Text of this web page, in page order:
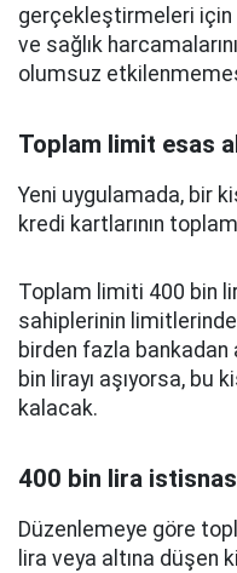
gerçekleştirmeleri için
ve sağlık
olumsuz
Toplam limit esas
Yeni uygulamada, bir
kredi kartlarının
Toplam limiti 400 bin
sahiplerinin
birden fazla bankadan
bin lirayı aşıyorsa, bu
kalacak.
400 bin lira
Düzenlemeye göre
lira veya altına düşen